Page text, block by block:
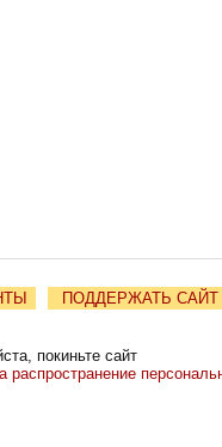
ПОДДЕРЖАТЬ САЙТ
покиньте сайт
распространение